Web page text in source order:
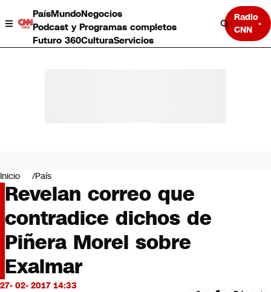
PaísMundoNegocios
Podcast y Programas completos
Futuro 360CulturaServicios
Radio
CNN
Negocios
Deportes
Programas completos
Cultura
Servicios
Bits
CNN tiempo
Futuro 360
Inicio País
Revelan correo que
contradice dichos de
Piñera Morel sobre
Exalmar
27- 02- 2017 14:33